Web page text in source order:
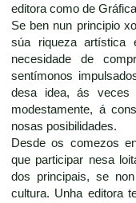
editora como de
Se ben nun principio
súa riqueza artística
necesidade de
sentímonos
desa idea, ás veces
modestamente, á
nosas posibilidades.
Desde os comezos
que participar nesa
dos principais, se
cultura. Unha editora